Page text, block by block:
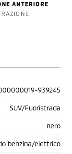
ANTERIORE
939245
SUV/Fuoristrada
nero
benzina/elettrico